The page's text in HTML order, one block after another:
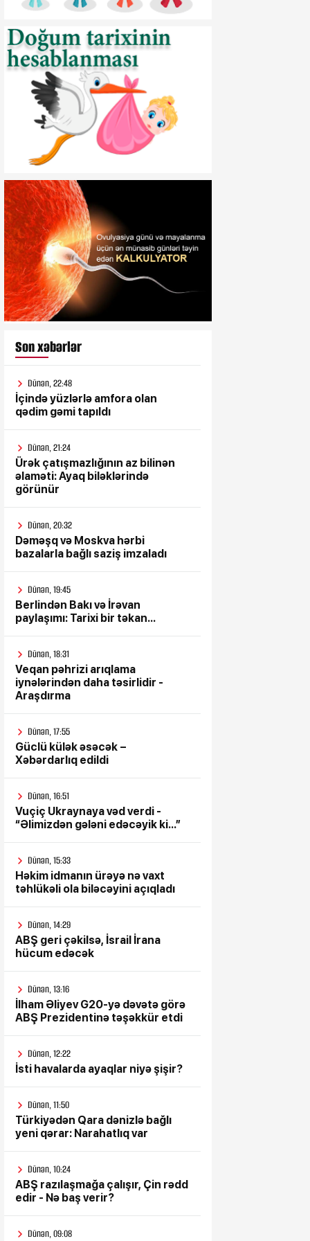
Son xəbərlər
Dünən, 22:48
İçində yüzlərlə amfora olan
qədim gəmi tapıldı
Dünən, 21:24
Ürək çatışmazlığının az bilinən
əlaməti: Ayaq biləklərində
görünür
Dünən, 20:32
Dəməşq və Moskva hərbi
bazalarla bağlı saziş imzaladı
Dünən, 19:45
Berlindən Bakı və İrəvan
paylaşımı: Tarixi bir təkan...
Dünən, 18:31
Veqan pəhrizi arıqlama
iynələrindən daha təsirlidir -
Araşdırma
Dünən, 17:55
Güclü külək əsəcək –
Xəbərdarlıq edildi
Dünən, 16:51
Vuçiç Ukraynaya vəd verdi -
“Əlimizdən gələni edəcəyik ki...”
Dünən, 15:33
Həkim idmanın ürəyə nə vaxt
təhlükəli ola biləcəyini açıqladı
Dünən, 14:29
ABŞ geri çəkilsə, İsrail İrana
hücum edəcək
Dünən, 13:16
İlham Əliyev G20-yə dəvətə görə
ABŞ Prezidentinə təşəkkür etdi
Dünən, 12:22
İsti havalarda ayaqlar niyə şişir?
Dünən, 11:50
Türkiyədən Qara dənizlə bağlı
yeni qərar: Narahatlıq var
Dünən, 10:24
ABŞ razılaşmağa çalışır, Çin rədd
edir - Nə baş verir?
Dünən, 09:08